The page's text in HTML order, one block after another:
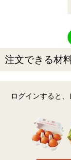
注文できる材
ログインすると